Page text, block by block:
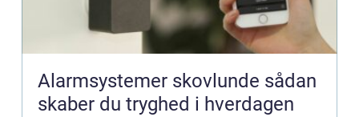
Alarmsystemer skovlunde sådan
skaber du tryghed i hverdagen